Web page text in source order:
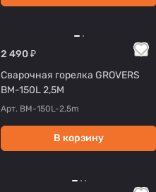
2 490 ₽
Сварочная горелка GROVERS
BM-150L 2,5М
Арт. BM-150L-2,5m
В корзину